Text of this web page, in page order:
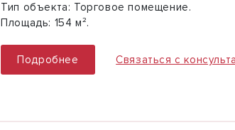
Тип объекта: Торговое помещение.
Площадь: 154 м².
Подробнее Связаться с